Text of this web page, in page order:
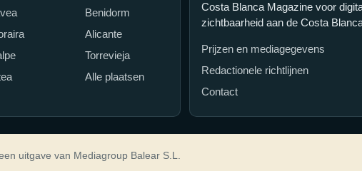
Benidorm
Alicante
Torrevieja
Alle plaatsen
Costa Blanca Magazine voor
zichtbaarheid aan de Costa
Prijzen en mediagegevens
Redactionele richtlijnen
Contact
uitgave van Mediagroup Balear S.L.